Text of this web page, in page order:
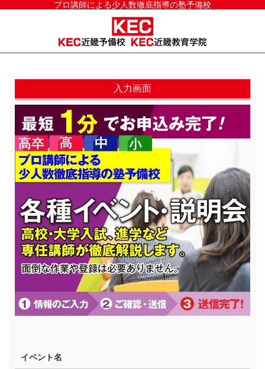
プロ講師による少人数徹底指導の塾予備校
入力画面
イベント名